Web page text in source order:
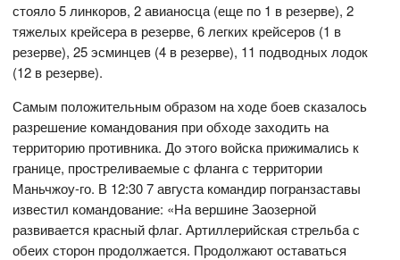
стояло 5 линкоров, 2 авианосца (еще по 1 в резерве), 2
тяжелых крейсера в резерве, 6 легких крейсеров (1 в
резерве), 25 эсминцев (4 в резерве), 11 подводных лодок
(12 в резерве).
Самым положительным образом на ходе боев сказалось
разрешение командования при обходе заходить на
территорию противника. До этого войска прижимались к
границе, простреливаемые с фланга с территории
Маньчжоу-го. В 12:30 7 августа командир погранзаставы
известил командование: «На вершине Заозерной
развивается красный флаг. Артиллерийская стрельба с
обеих сторон продолжается. Продолжают оставаться